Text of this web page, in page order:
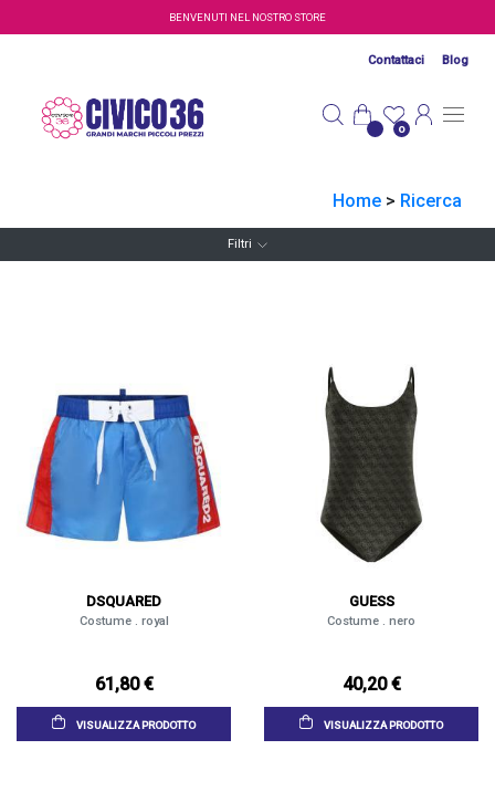
Salta al contenuto principaleBENVENUTI NEL NOSTRO STORE
Contattaci Blog
0
Home > Ricerca
Filtri
DSQUARED
Costume . royal
61,80 €
VISUALIZZA PRODOTTO
GUESS
Costume . nero
40,20 €
VISUALIZZA PRODOTTO